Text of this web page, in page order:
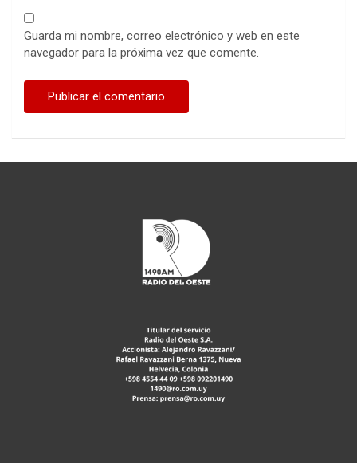
Guarda mi nombre, correo electrónico y web en este
navegador para la próxima vez que comente.